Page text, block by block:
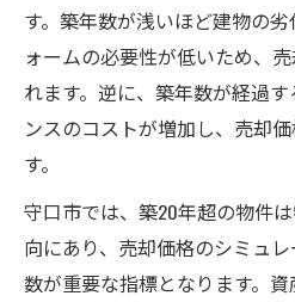
す。築年数が浅いほど建物の
ォームの必要性が低いため、
れます。逆に、築年数が経過
ンスのコストが増加し、売却
す。
守口市では、築20年超の物件
向にあり、売却価格のシミュ
数が重要な指標となります。